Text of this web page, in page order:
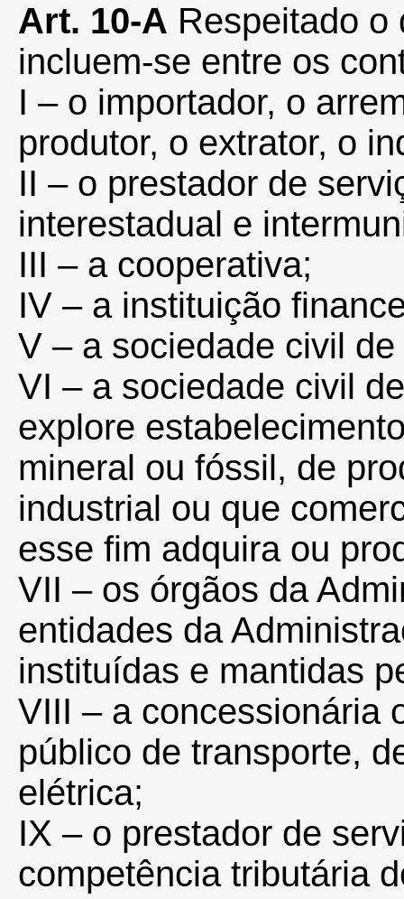
Art. 10-A Respeitado o
incluem-se entre os
I – o importador, o
produtor, o extrator, o
II – o prestador de
interestadual e
III – a cooperativa;
IV – a instituição
V – a sociedade civil
VI – a sociedade civil
explore
mineral ou fóssil, de
industrial ou que
esse fim adquira ou
VII – os órgãos da
entidades da
instituídas e mantidas
VIII – a concessionária
público de transporte,
elétrica;
IX – o prestador de
competência tributária